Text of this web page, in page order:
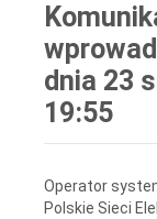
dnia 23
19:55
Operator
Polskie Sieci